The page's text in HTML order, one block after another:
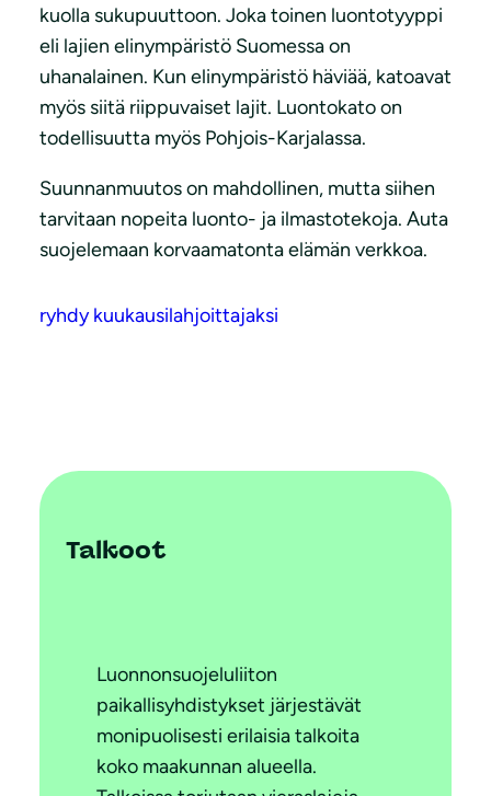
kuolla sukupuuttoon. Joka toinen luontotyyppi
eli lajien elinympäristö Suomessa on
uhanalainen. Kun elinympäristö häviää, katoavat
myös siitä riippuvaiset lajit. Luontokato on
todellisuutta myös Pohjois-Karjalassa.
Suunnanmuutos on mahdollinen, mutta siihen
tarvitaan nopeita luonto- ja ilmastotekoja. Auta
suojelemaan korvaamatonta elämän verkkoa.
ryhdy kuukausilahjoittajaksi
Talkoot
Luonnonsuojeluliiton
paikallisyhdistykset järjestävät
monipuolisesti erilaisia talkoita
koko maakunnan alueella.